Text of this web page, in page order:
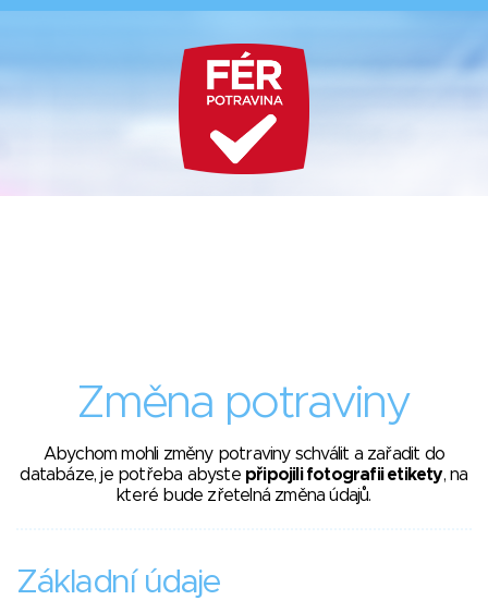
Změna potraviny
Abychom mohli změny potraviny schválit a zařadit do
databáze, je potřeba abyste připojili fotografii etikety, na
které bude zřetelná změna údajů.
Základní údaje